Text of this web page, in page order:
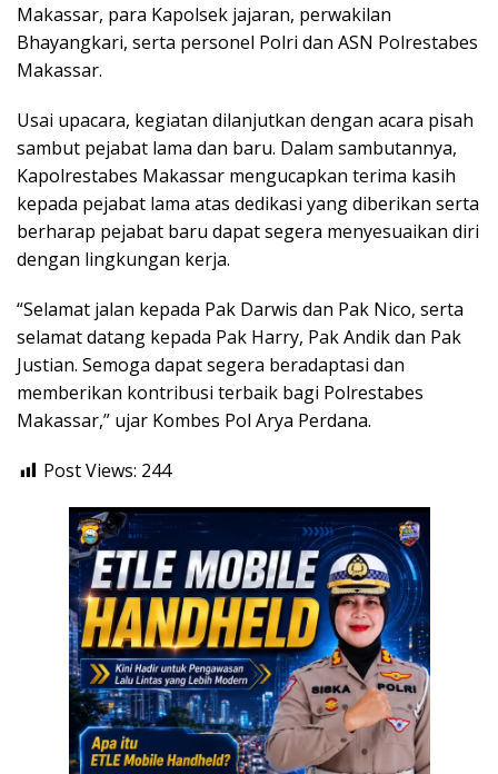
Makassar, para Kapolsek jajaran, perwakilan
Bhayangkari, serta personel Polri dan ASN Polrestabes
Makassar.
Usai upacara, kegiatan dilanjutkan dengan acara pisah
sambut pejabat lama dan baru. Dalam sambutannya,
Kapolrestabes Makassar mengucapkan terima kasih
kepada pejabat lama atas dedikasi yang diberikan serta
berharap pejabat baru dapat segera menyesuaikan diri
dengan lingkungan kerja.
“Selamat jalan kepada Pak Darwis dan Pak Nico, serta
selamat datang kepada Pak Harry, Pak Andik dan Pak
Justian. Semoga dapat segera beradaptasi dan
memberikan kontribusi terbaik bagi Polrestabes
Makassar,” ujar Kombes Pol Arya Perdana.
Post Views: 244